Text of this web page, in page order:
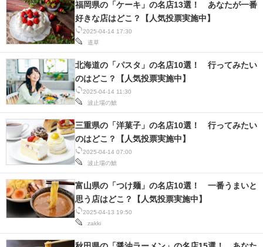
2025-04-14 17:30
道草
福岡県の「ケーキ」の名店13選！ あなたが一番
好きな店はどこ？【人気投票実施中】
2025-04-14 11:30
波止場の鯱
北海道の「パスタ」の名店10選！ 行ってみたい
のはどこ？【人気投票実施中】
2025-04-14 07:00
波止場の鯱
三重県の「洋菓子」の名店10選！ 行ってみたい
のはどこ？【人気投票実施中】
2025-04-13 19:50
zakki
富山県の「つけ麺」の名店10選！ 一番うまいと
思う店はどこ？【人気投票実施中】